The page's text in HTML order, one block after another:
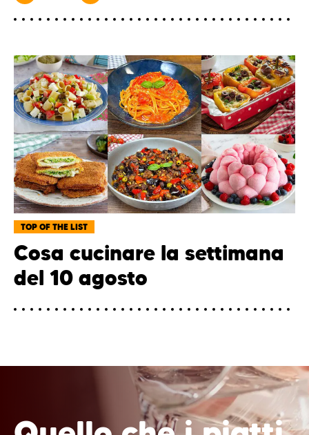
TOP OF THE LIST
Cosa cucinare la settimana
del 10 agosto